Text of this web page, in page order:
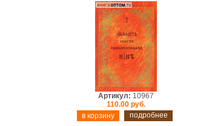
Артикул: 10967
110.00 руб.
подробнее